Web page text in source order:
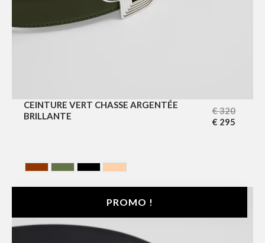
CEINTURE VERT CHASSE ARGENTÉE
BRILLANTE
€320
€ 295
PROMO !